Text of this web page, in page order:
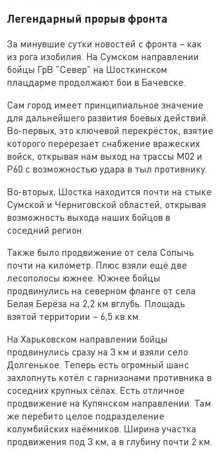
Легендарный прорыв фронта
За минувшие сутки новостей с фронта – как
из рога изобилия. На Сумском направлении
бойцы ГрВ "Север" на Шосткинском
плацдарме продолжают бои в Бачевске.
Сам город имеет принципиальное значение
для дальнейшего развития боевых действий.
Во-первых, это ключевой перекрёсток, взятие
которого перерезает снабжение вражеских
войск, открывая нам выход на трассы М02 и
Р60 с возможностью удара в тыл противнику.
Во-вторых, Шостка находится почти на стыке
Сумской и Черниговской областей, открывая
возможность выхода наших бойцов в
соседний регион.
Также было продвижение от села Сопычь
почти на километр. Плюс взяли ещё две
лесополосы южнее. Южнее бойцы
продвинулись на северном фланге от села
Белая Берёза на 2,2 км вглубь. Площадь
взятой территории – 6,5 кв.км.
На Харьковском направлении бойцы
продвинулись сразу на 3 км и взяли село
Долгенькое. Теперь есть огромный шанс
захлопнуть котёл с гарнизонами противника в
соседних крупных сёлах. Есть отличное
продвижение на Купянском направлении. Там
же перебито целое подразделение
колумбийских наёмников. Ширина участка
продвижения под 3 км, а в глубину почти 2 км.